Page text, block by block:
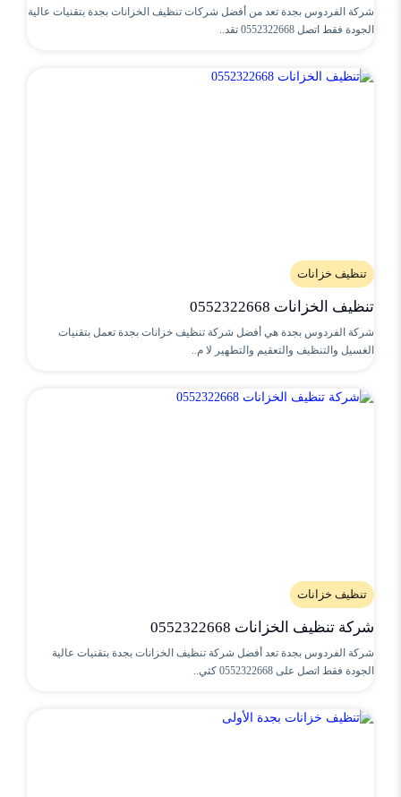
شركة الفردوس بجدة تعد من أفضل شركات تنظيف الخزانات بجدة بتقنيات عالية
الجودة فقط اتصل 0552322668 تقد..
تنظيف خزانات
تنظيف الخزانات 0552322668
شركة الفردوس بجدة هي أفضل شركة تنظيف خزانات بجدة تعمل بتقنيات
الغسيل والتنظيف والتعقيم والتطهير لا م..
تنظيف خزانات
شركة تنظيف الخزانات 0552322668
شركة الفردوس بجدة تعد أفضل شركة تنظيف الخزانات بجدة بتقنيات عالية
الجودة فقط اتصل على 0552322668 كثي..